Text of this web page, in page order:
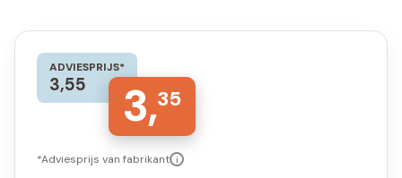
ADVIESPRIJS*
3,55 3,35
*Adviesprijs van fabrikant i